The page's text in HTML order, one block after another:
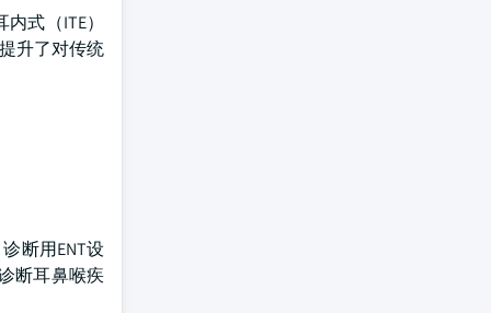
式（ITE）
升了对传统
断用ENT设
断耳鼻喉疾